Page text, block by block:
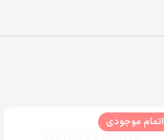
اتمام موجودی